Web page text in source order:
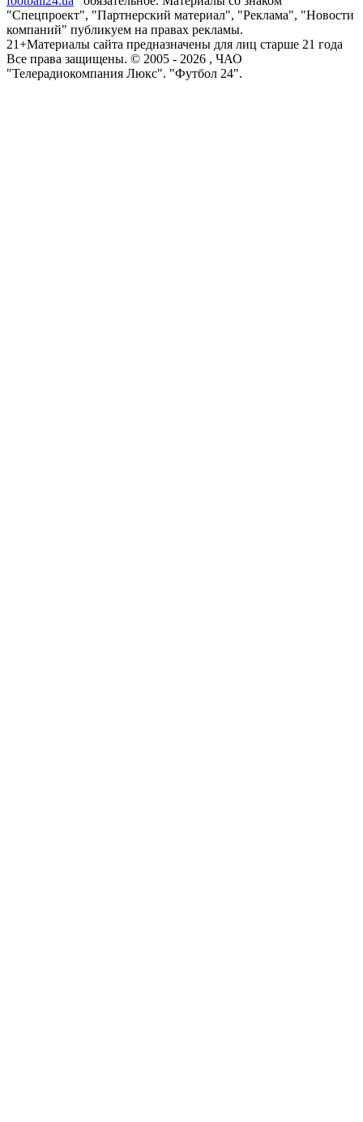
"Спецпроект", "Партнерский материал", "Реклама", "Новости
компаний" публикуем на правах рекламы.
21+Материалы сайта предназначены для лиц старше 21 года
Все права защищены. © 2005 - 2026 , ЧАО
"Телерадиокомпания Люкс". "Футбол 24".